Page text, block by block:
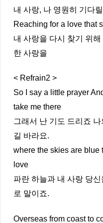
내 사랑, 나 영원히 기다
Reaching for a love that
내 사랑을 다시 찾기 위
한 사랑을
< Refrain2 >
So I say a little prayer
take me there
그래서 난 기도 드리죠
길 바라요.
where the skies are blue
love
파란 하늘과 내 사랑 당
로 말이죠.
Overseas from coast to